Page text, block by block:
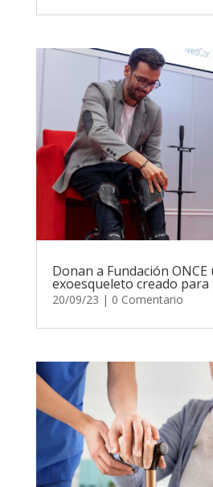
Donan a Fundación ONCE
exoesqueleto creado
20/09/23 | 0 Comentario